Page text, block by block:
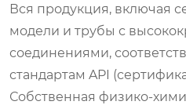
Вся продукция, включая
модели и трубы с
соединениями,
стандартам API
Собственная физико-